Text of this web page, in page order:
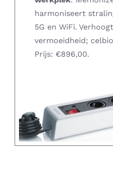
harmoniseert
5G en WiFi.
vermoeidheid;
Prijs: €896,00.